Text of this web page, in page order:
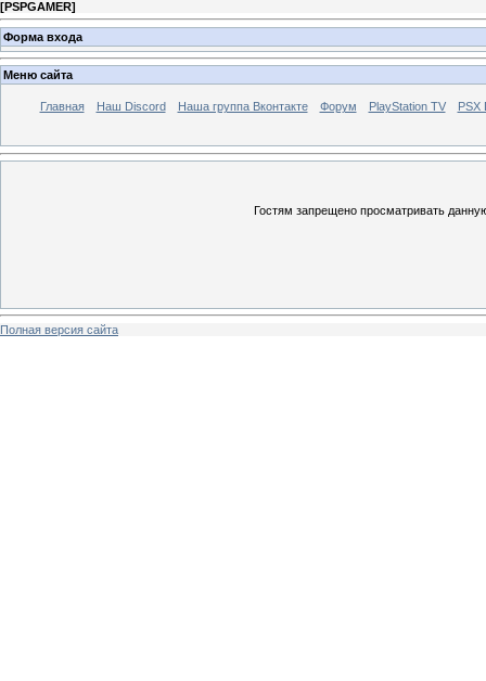
[PSPGAMER]
Форма входа
Меню сайта
Главная Наш Discord Наша группа Вконтакте Форум PlayStation TV PSX
Гостям запрещено просматривать
Полная версия сайта